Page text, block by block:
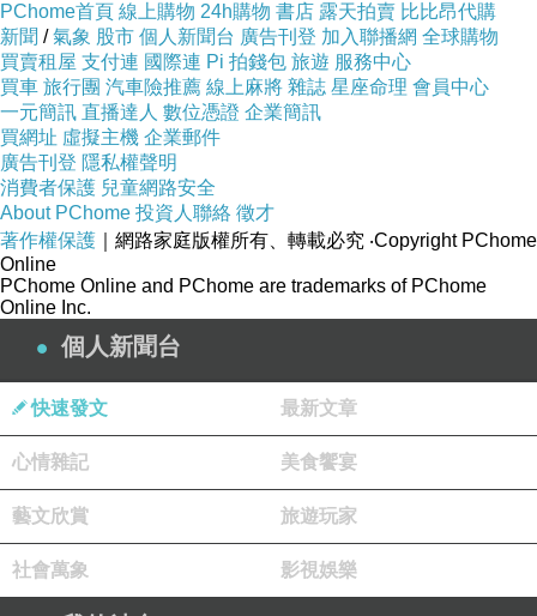
很美的女神
PChome首頁 線上購物 24h購物 書店 露天拍賣 比比昂代購
新聞 /氣象 股市 個人新聞台 廣告刊登 加入聯播網 全球購物
買賣租屋 支付連 國際連 Pi 拍錢包 旅遊 服務中心
買車 旅行團 汽車險推薦 線上麻將 雜誌 星座命理 會員中心
一元簡訊 直播達人 數位憑證 企業簡訊
買網址 虛擬主機 企業郵件
廣告刊登 隱私權聲明
消費者保護 兒童網路安全
About PChome 投資人聯絡 徵才
著作權保護 ｜網路家庭版權所有、轉載必究 ‧Copyright PChome
Online
PChome Online and PChome are trademarks of PChome
Online Inc.
個人新聞台
快速發文 最新文章
心情雜記 美食饗宴
藝文欣賞 旅遊玩家
社會萬象 影視娛樂